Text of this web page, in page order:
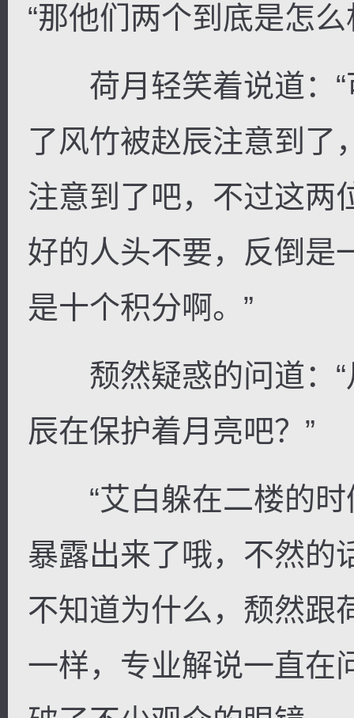
“那他们两个到底是怎么
荷月轻笑着说道：“
了风竹被赵辰注意到了
注意到了吧，不过这两
好的人头不要，反倒是
是十个积分啊。”
颓然疑惑的问道：“
辰在保护着月亮吧？”
“艾白躲在二楼的时
暴露出来了哦，不然的
不知道为什么，颓然跟
一样，专业解说一直在